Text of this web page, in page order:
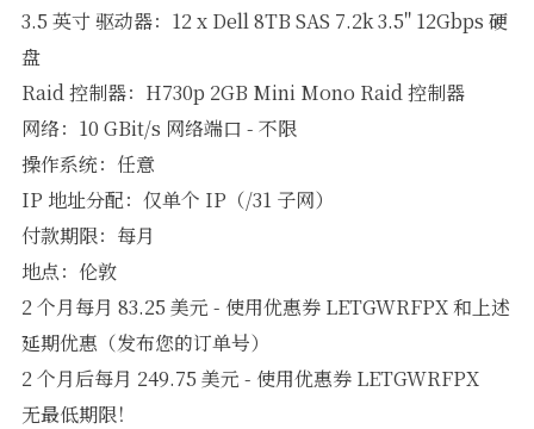
3.5 英寸 驱动器：12 x Dell 8TB SAS 7.2k 3.5" 12Gbps 硬
盘
Raid 控制器：H730p 2GB Mini Mono Raid 控制器
网络：10 GBit/s 网络端口 - 不限
操作系统：任意
IP 地址分配：仅单个 IP（/31 子网）
付款期限：每月
地点：伦敦
2 个月每月 83.25 美元 - 使用优惠券 LETGWRFPX 和上述
延期优惠（发布您的订单号）
2 个月后每月 249.75 美元 - 使用优惠券 LETGWRFPX
无最低期限！